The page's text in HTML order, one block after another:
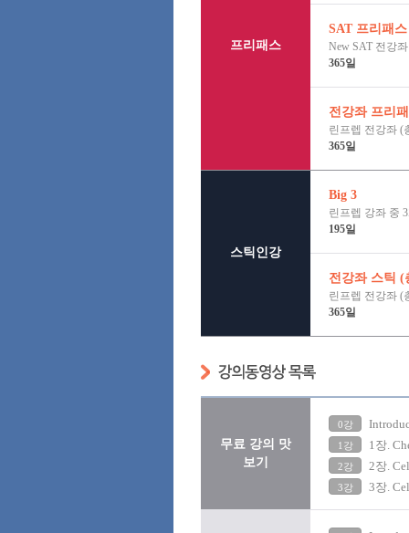
프리패스
SAT 프리패
New SAT 전강
365일
전강좌 프리
린프렙 전강좌 (
365일
스틱인강
Big 3
린프렙 강좌 중
195일
전강좌 스틱 (
린프렙 전강좌 (
365일
무료 강의 맛
보기
0강
1강 1장.
2강 2장.
3강 3장.